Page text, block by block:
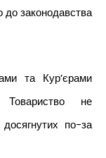
до законодавства
та Кур’єрами
не
по-за